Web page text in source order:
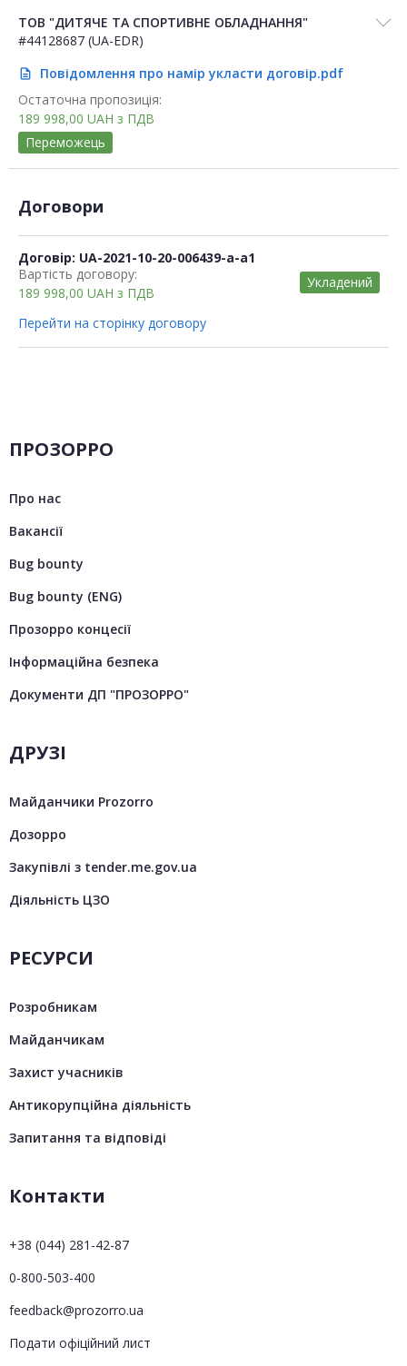
ТОВ "ДИТЯЧЕ ТА СПОРТИВНЕ ОБЛАДНАННЯ"
#44128687 (UA-EDR)
description
Повідомлення про намір укласти договір.pdf
Остаточна пропозиція:
189 998,00 UAH з ПДВ
Переможець
Договори
Договір: UA-2021-10-20-006439-a-a1
Вартість договору:
189 998,00 UAH з ПДВ
Укладений
Перейти на сторінку договору
ПРОЗОРРО
Про нас
Вакансії
Bug bounty
Bug bounty (ENG)
Прозорро концесії
Інформаційна безпека
Документи ДП "ПРОЗОРРО"
ДРУЗІ
Майданчики Prozorro
Дозорро
Закупівлі з tender.me.gov.ua
Діяльність ЦЗО
РЕСУРСИ
Розробникам
Майданчикам
Захист учасників
Антикорупційна діяльність
Запитання та відповіді
Контакти
+38 (044) 281-42-87
0-800-503-400
feedback@prozorro.ua
Подати офіційний лист